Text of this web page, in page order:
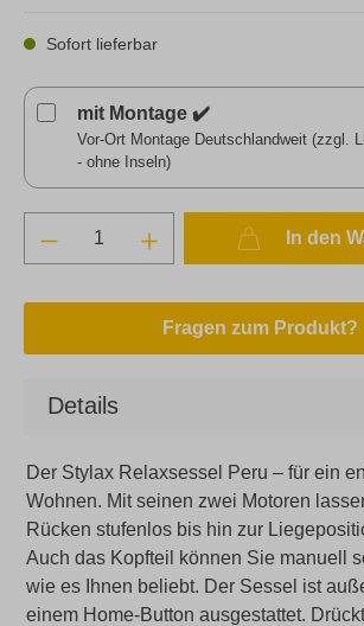
Sofort lieferbar
mit Montage ✔️
Vor-Ort Montage Deutschlandweit (zzgl.
- ohne Inseln)
In den
Fragen zum Produkt?
Details
Der Stylax Relaxsessel Peru – für ein
Wohnen. Mit seinen zwei Motoren
Rücken stufenlos bis hin zur
Auch das Kopfteil können Sie manuell
wie es Ihnen beliebt. Der Sessel ist
einem Home-Button ausgestattet.